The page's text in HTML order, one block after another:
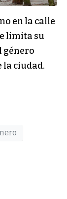
en la calle
limita su
género
la ciudad.